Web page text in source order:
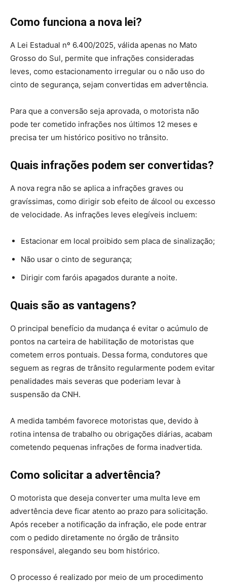
Como funciona a nova lei?
A Lei Estadual nº 6.400/2025, válida apenas no Mato
Grosso do Sul, permite que infrações consideradas
leves, como estacionamento irregular ou o não uso do
cinto de segurança, sejam convertidas em advertência.
Para que a conversão seja aprovada, o motorista não
pode ter cometido infrações nos últimos 12 meses e
precisa ter um histórico positivo no trânsito.
Quais infrações podem ser convertidas?
A nova regra não se aplica a infrações graves ou
gravíssimas, como dirigir sob efeito de álcool ou excesso
de velocidade. As infrações leves elegíveis incluem:
Estacionar em local proibido sem placa de sinalização;
Não usar o cinto de segurança;
Dirigir com faróis apagados durante a noite.
Quais são as vantagens?
O principal benefício da mudança é evitar o acúmulo de
pontos na carteira de habilitação de motoristas que
cometem erros pontuais. Dessa forma, condutores que
seguem as regras de trânsito regularmente podem evitar
penalidades mais severas que poderiam levar à
suspensão da CNH.
A medida também favorece motoristas que, devido à
rotina intensa de trabalho ou obrigações diárias, acabam
cometendo pequenas infrações de forma inadvertida.
Como solicitar a advertência?
O motorista que deseja converter uma multa leve em
advertência deve ficar atento ao prazo para solicitação.
Após receber a notificação da infração, ele pode entrar
com o pedido diretamente no órgão de trânsito
responsável, alegando seu bom histórico.
O processo é realizado por meio de um procedimento